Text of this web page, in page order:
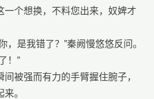
一个想换，不料您出来，奴婢才
，是我错了？”秦阙慢悠悠反问。
！”
被强而有力的手臂握住腕子，
。